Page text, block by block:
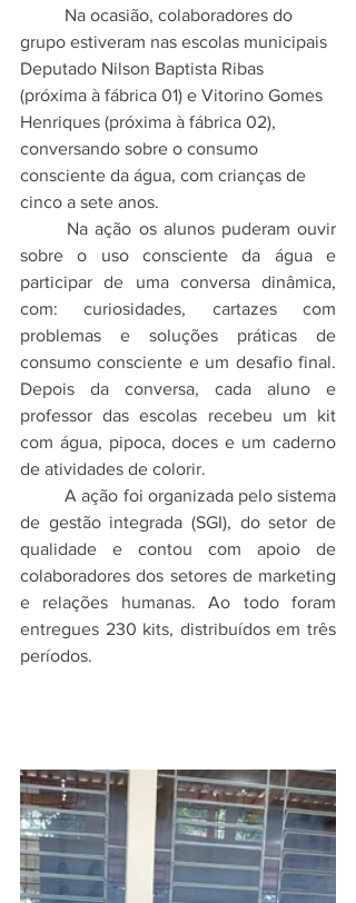
grupo estiveram nas escolas municipais
Deputado Nilson Baptista Ribas
(próxima à fábrica 01) e Vitorino Gomes
Henriques (próxima à fábrica 02),
conversando sobre o consumo
consciente da água, com crianças de
cinco a sete anos.
sobre o uso consciente da água e
participar de uma conversa dinâmica,
com: curiosidades, cartazes com
problemas e soluções práticas de
consumo consciente e um desafio final.
Depois da conversa, cada aluno e
professor das escolas recebeu um kit
com água, pipoca, doces e um caderno
de atividades de colorir.
	A ação foi organizada pelo sistema
de gestão integrada (SGI), do setor de
qualidade e contou com apoio de
colaboradores dos setores de marketing
e relações humanas. Ao todo foram
entregues 230 kits, distribuídos em três
períodos.